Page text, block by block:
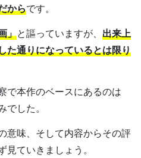
からです。
」と謳っていますが、 出来上
た通りになっているとは限り
で本作のベースにあるのは
でした。
意味、そして内容からその評
ていきましょう。